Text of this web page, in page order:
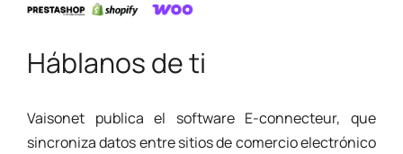
Háblanos de ti
Vaisonet publica el software E-connecteur, que
sincroniza datos entre sitios de comercio electrónico